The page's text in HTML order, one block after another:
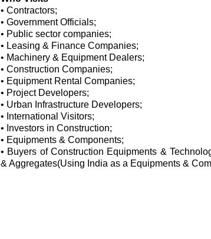
• Contractors;
• Government Officials;
• Public sector companies;
• Leasing & Finance Companies;
• Machinery & Equipment Dealers;
• Construction Companies;
• Equipment Rental Companies;
• Project Developers;
• Urban Infrastructure Developers;
• International Visitors;
• Investors in Construction;
• Equipments & Components;
• Buyers of Construction Equipments &
& Aggregates(Using India as a Equipments &